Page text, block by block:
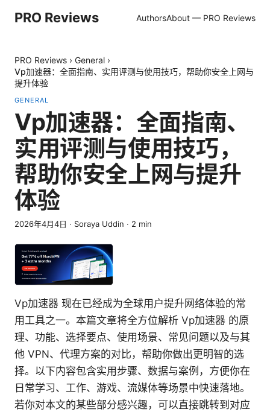
PRO Reviews AuthorsAbout — PRO Reviews
PRO Reviews › General ›
Vp加速器：全面指南、实用评测与使用技巧，帮助你安全上网与
提升体验
GENERAL
Vp加速器：全面指南、
实用评测与使用技巧，
帮助你安全上网与提升
体验
2026年4月4日 · Soraya Uddin · 2 min
Vp加速器 现在已经成为全球用户提升网络体验的常
用工具之一。本篇文章将全方位解析 Vp加速器 的原
理、功能、选择要点、使用场景、常见问题以及与其
他 VPN、代理方案的对比，帮助你做出更明智的选
择。以下内容包含实用步骤、数据与案例，方便你在
日常学习、工作、游戏、流媒体等场景中快速落地。
若你对本文的某些部分感兴趣，可以直接跳转到对应